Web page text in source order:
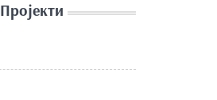
Пројекти